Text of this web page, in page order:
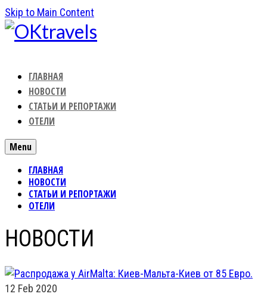
Skip to Main Content
ГЛАВНАЯ
НОВОСТИ
СТАТЬИ И РЕПОРТАЖИ
ОТЕЛИ
Menu
ГЛАВНАЯ
НОВОСТИ
СТАТЬИ И РЕПОРТАЖИ
ОТЕЛИ
НОВОСТИ
12 Feb 2020